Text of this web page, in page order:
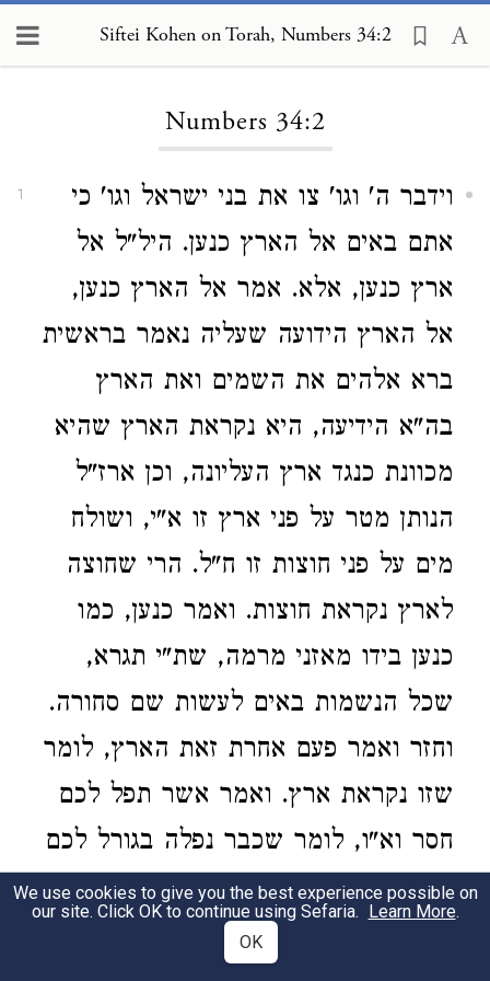
Siftei Kohen on Torah, Numbers 34:2
Numbers 34:2
1
וידבר ה' וגו' צו את בני ישראל וגו' כי
אתם באים אל הארץ כנען. היל"ל אל
ארץ כנען, אלא. אמר אל הארץ כנען,
אל הארץ הידועה שעליה נאמר בראשית
ברא אלהים את השמים ואת הארץ
בה"א הידיעה, היא נקראת הארץ שהיא
מכוונת כנגד ארץ העליונה, וכן ארז"ל
הנותן מטר על פני ארץ זו א"י, ושולח
מים על פני חוצות זו ח"ל. הרי שחוצה
לארץ נקראת חוצות. ואמר כנען, כמו
כנען בידו מאזני מרמה, שת"י תגרא,
שכל הנשמות באים לעשות שם סחורה.
וחזר ואמר פעם אחרת זאת הארץ, לומר
שזו נקראת ארץ. ואמר אשר תפל לכם
חסר וא"ו, לומר שכבר נפלה בגורל לכם
מששת ימי בראשית. ארץ כנען לגבלתיה
כתיב, עיקר גבולה היתה לכם, כמו
We use cookies to give you the best experience possible on
our site. Click OK to continue using Sefaria. Learn More.
OK